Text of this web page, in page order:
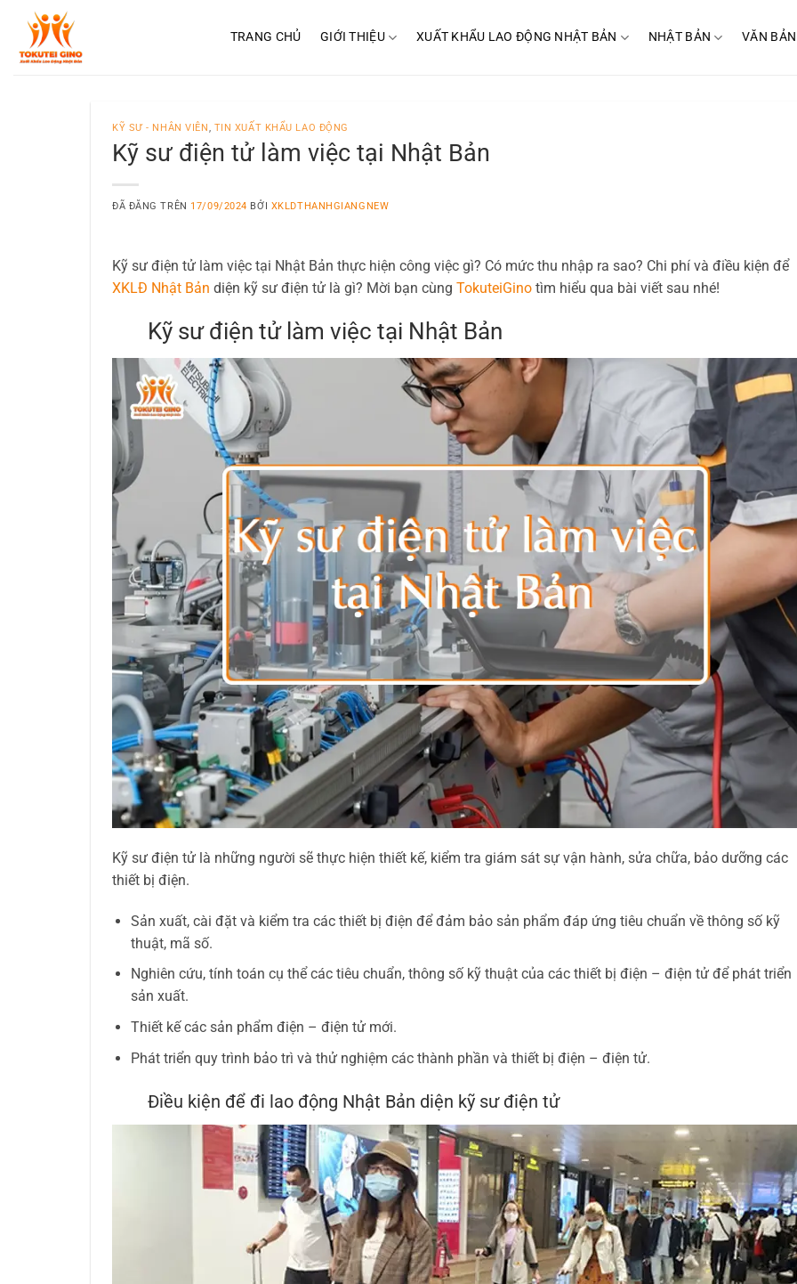
Chuyển
TRANG CHỦ GIỚI THIỆU XUẤT KHẨU LAO ĐỘNG NHẬT BẢN NHẬT BẢN VĂN BẢN
KỸ SƯ - NHÂN VIÊN, TIN XUẤT KHẨU LAO ĐỘNG
Kỹ sư điện tử làm việc tại Nhật Bản
ĐÃ ĐĂNG TRÊN 17/09/2024 BỞI XKLDTHANHGIANGNEW
Kỹ sư điện tử làm việc tại Nhật Bản thực hiện công việc gì? Có mức thu nhập ra sao? Chi phí và điều kiện để
XKLĐ Nhật Bản diện kỹ sư điện tử là gì? Mời bạn cùng TokuteiGino tìm hiểu qua bài viết sau nhé!
Kỹ sư điện tử làm việc tại Nhật Bản
Kỹ sư điện tử là những người sẽ thực hiện thiết kế, kiểm tra giám sát sự vận hành, sửa chữa, bảo dưỡng các
thiết bị điện.
Sản xuất, cài đặt và kiểm tra các thiết bị điện để đảm bảo sản phẩm đáp ứng tiêu chuẩn về thông số kỹ
thuật, mã số.
Nghiên cứu, tính toán cụ thể các tiêu chuẩn, thông số kỹ thuật của các thiết bị điện – điện tử để phát triển
sản xuất.
Thiết kế các sản phẩm điện – điện tử mới.
Phát triển quy trình bảo trì và thử nghiệm các thành phần và thiết bị điện – điện tử.
Điều kiện để đi lao động Nhật Bản diện kỹ sư điện tử